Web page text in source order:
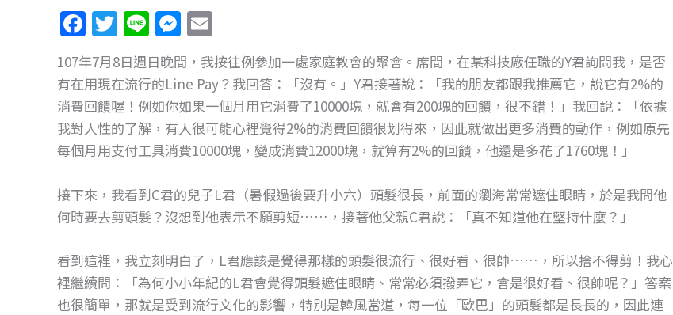
F
a
c
e
b
o
k
T
w
itt
er
Li
n
e
M
e
ss
e
n
g
m
ai
l
107年7月8日週日晚間，我按往例參加一處家庭教會的聚會。席間，在某科技廠任職的Y君詢問我，是否
有在用現在流行的Line Pay？我回答：「沒有。」Y君接著說：「我的朋友都跟我推薦它，說它有2%的
消費回饋喔！例如你如果一個月用它消費了10000塊，就會有200塊的回饋，很不錯！」我回說：「依據
我對人性的了解，有人很可能心裡覺得2%的消費回饋很划得來，因此就做出更多消費的動作，例如原先
每個月用支付工具消費10000塊，變成消費12000塊，就算有2%的回饋，他還是多花了1760塊！」
接下來，我看到C君的兒子L君（暑假過後要升小六）頭髮很長，前面的瀏海常常遮住眼睛，於是我問他
何時要去剪頭髮？沒想到他表示不願剪短……，接著他父親C君說：「真不知道他在堅持什麼？」
看到這裡，我立刻明白了，L君應該是覺得那樣的頭髮很流行、很好看、很帥……，所以捨不得剪！我心
裡繼續問：「為何小小年紀的L君會覺得頭髮遮住眼睛、常常必須撥弄它，會是很好看、很帥呢？」答案
也很簡單，那就是受到流行文化的影響，特別是韓風當道，每一位「歐巴」的頭髮都是長長的，因此連